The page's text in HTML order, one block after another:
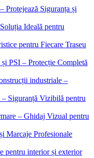
Protejează Siguranța și
Ideală pentru
pentru Fiecare Traseu
PSI – Protecție Completă
industriale –
Siguranță Vizibilă pentru
– Ghidaj Vizual pentru
Marcaje Profesionale
pentru interior și exterior